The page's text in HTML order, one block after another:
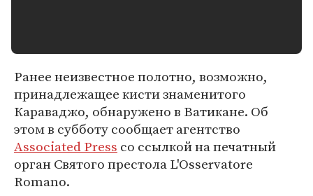
Ранее неизвестное полотно, возможно,
принадлежащее кисти знаменитого
Караваджо, обнаружено в Ватикане. Об
этом в субботу сообщает агентство
Associated Press со ссылкой на печатный
орган Святого престола L'Osservatore
Romano.